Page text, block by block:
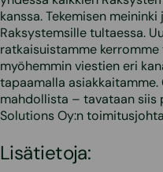
kanssa. Tekemisen
Raksystemsille tultaessa.
ratkaisuistamme
myöhemmin viestien eri
tapaamalla
mahdollista – tavataan siis
Solutions Oy:n
Lisätietoja: